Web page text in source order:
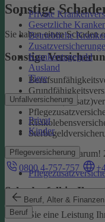
Private
Gesetzliche
Betriebliche
Krankentagegeld
Ausland
Tiere
Unfallversicherung
Privat
Kinder
Pflegeversicherung
Beruf, Alter & Finanzen
Beruf
Sonstige
Sie haben einen Schaden
Sonstige
Kranken(-
Wir kümmern uns darum!
0800 4-757-757
Schadenfall in
Wenn Sie eine Leistung